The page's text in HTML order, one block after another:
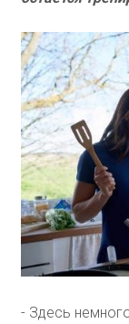
- Здесь